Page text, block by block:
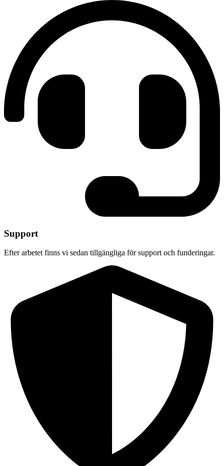
Support
Efter arbetet finns vi sedan tillgängliga för support och funderingar.